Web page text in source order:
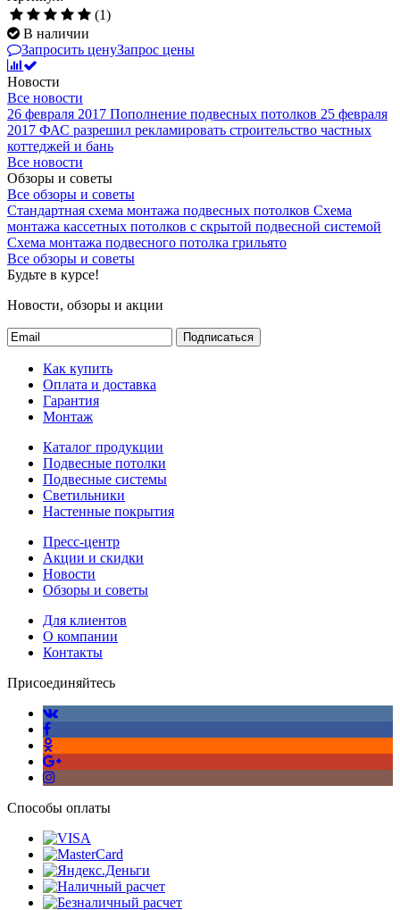
(1)
В наличии
Запросить ценуЗапрос цены
Новости
Все новости
26 февраля 2017 Пополнение подвесных потолков 25 февраля
2017 ФАС разрешил рекламировать строительство частных
коттеджей и бань
Все новости
Обзоры и советы
Все обзоры и советы
Стандартная схема монтажа подвесных потолков Схема
монтажа кассетных потолков с скрытой подвесной системой
Схема монтажа подвесного потолка грильято
Все обзоры и советы
Будьте в курсе!
Новости, обзоры и акции
Подписаться
Как купить
Оплата и доставка
Гарантия
Монтаж
Каталог продукции
Подвесные потолки
Подвесные системы
Светильники
Настенные покрытия
Пресс-центр
Акции и скидки
Новости
Обзоры и советы
Для клиентов
О компании
Контакты
Присоединяйтесь
Способы оплаты